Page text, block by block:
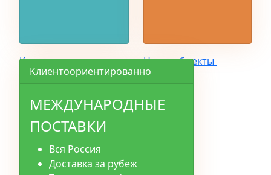
Каталог Наши объекты
Клиентоориентированно
МЕЖДУНАРОДНЫЕ
ПОСТАВКИ
Вся Россия
Доставка за рубеж